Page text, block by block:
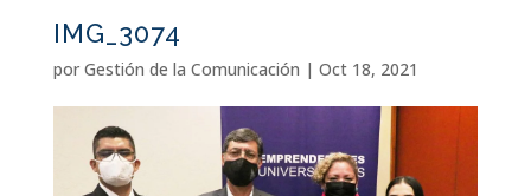
IMG_3074
por Gestión de la Comunicación | Oct 18, 2021